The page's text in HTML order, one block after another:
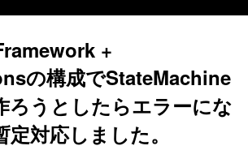
+
の構成でStateMachine
ろうとしたらエラーにな
対応しました。